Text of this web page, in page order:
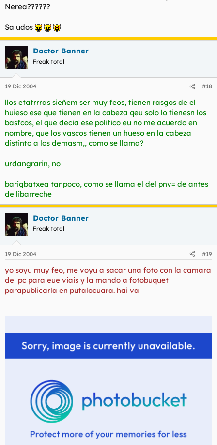
Nerea??????
Saludos
Doctor Banner
Freak total
19 Dic 2004 #18
llos etatrrras sieñem ser muy feos, tienen rasgos de el
huieso ese que tienen en la cabeza qeu solo lo tienesn los
basfcos, el que decia ese politico eu no me acuerdo en
nombre, que los vascos tienen un hueso en la cabeza
distinto a los demasm,, como se llama?
urdangrarin, no
barigbatxea tanpoco, como se llama el del pnv= de antes
de libarreche
Doctor Banner
Freak total
19 Dic 2004 #19
yo soyu muy feo, me voyu a sacar una foto con la camara
del pc para eue viais y la mando a fotobuquet
parapublicarla en putalocuara. hai va